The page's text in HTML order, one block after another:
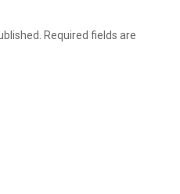
Required fields are